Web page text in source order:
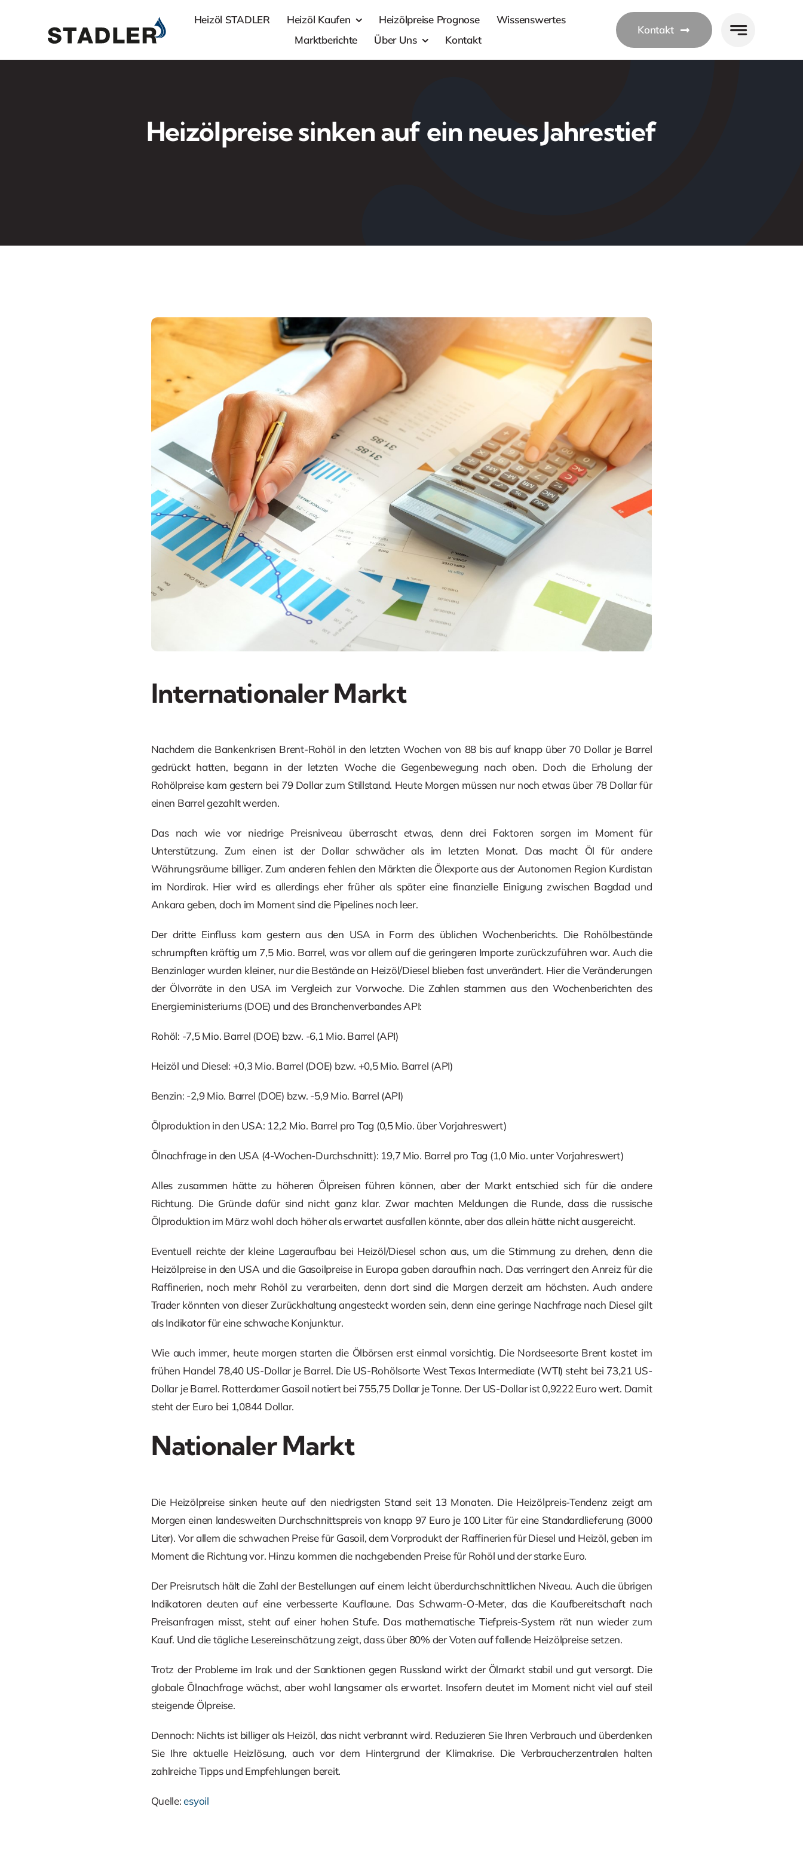
Heizöl STADLER Heizöl Kaufen Heizölpreise Prognose
Wissenswertes
Marktberichte
Über Uns Kontakt
Kontakt
Heizölpreise sinken auf ein neues Jahrestief
Internationaler Markt
Nachdem die Bankenkrisen Brent-Rohöl in den letzten Wochen von 88 bis auf knapp über 70 Dollar je Barrel
gedrückt hatten, begann in der letzten Woche die Gegenbewegung nach oben. Doch die Erholung der
Rohölpreise kam gestern bei 79 Dollar zum Stillstand. Heute Morgen müssen nur noch etwas über 78 Dollar für
einen Barrel gezahlt werden.
Das nach wie vor niedrige Preisniveau überrascht etwas, denn drei Faktoren sorgen im Moment für
Unterstützung. Zum einen ist der Dollar schwächer als im letzten Monat. Das macht Öl für andere
Währungsräume billiger. Zum anderen fehlen den Märkten die Ölexporte aus der Autonomen Region Kurdistan
im Nordirak. Hier wird es allerdings eher früher als später eine finanzielle Einigung zwischen Bagdad und
Ankara geben, doch im Moment sind die Pipelines noch leer.
Der dritte Einfluss kam gestern aus den USA in Form des üblichen Wochenberichts. Die Rohölbestände
schrumpften kräftig um 7,5 Mio. Barrel, was vor allem auf die geringeren Importe zurückzuführen war. Auch die
Benzinlager wurden kleiner, nur die Bestände an Heizöl/Diesel blieben fast unverändert. Hier die Veränderungen
der Ölvorräte in den USA im Vergleich zur Vorwoche. Die Zahlen stammen aus den Wochenberichten des
Energieministeriums (DOE) und des Branchenverbandes API:
Rohöl: -7,5 Mio. Barrel (DOE) bzw. -6,1 Mio. Barrel (API)
Heizöl und Diesel: +0,3 Mio. Barrel (DOE) bzw. +0,5 Mio. Barrel (API)
Benzin: -2,9 Mio. Barrel (DOE) bzw. -5,9 Mio. Barrel (API)
Ölproduktion in den USA: 12,2 Mio. Barrel pro Tag (0,5 Mio. über Vorjahreswert)
Ölnachfrage in den USA (4-Wochen-Durchschnitt): 19,7 Mio. Barrel pro Tag (1,0 Mio. unter Vorjahreswert)
Alles zusammen hätte zu höheren Ölpreisen führen können, aber der Markt entschied sich für die andere
Richtung. Die Gründe dafür sind nicht ganz klar. Zwar machten Meldungen die Runde, dass die russische
Ölproduktion im März wohl doch höher als erwartet ausfallen könnte, aber das allein hätte nicht ausgereicht.
Eventuell reichte der kleine Lageraufbau bei Heizöl/Diesel schon aus, um die Stimmung zu drehen, denn die
Heizölpreise in den USA und die Gasoilpreise in Europa gaben daraufhin nach. Das verringert den Anreiz für die
Raffinerien, noch mehr Rohöl zu verarbeiten, denn dort sind die Margen derzeit am höchsten. Auch andere
Trader könnten von dieser Zurückhaltung angesteckt worden sein, denn eine geringe Nachfrage nach Diesel gilt
als Indikator für eine schwache Konjunktur.
Wie auch immer, heute morgen starten die Ölbörsen erst einmal vorsichtig. Die Nordseesorte Brent kostet im
frühen Handel 78,40 US-Dollar je Barrel. Die US-Rohölsorte West Texas Intermediate (WTI) steht bei 73,21 US-
Dollar je Barrel. Rotterdamer Gasoil notiert bei 755,75 Dollar je Tonne. Der US-Dollar ist 0,9222 Euro wert. Damit
steht der Euro bei 1,0844 Dollar.
Nationaler Markt
Die Heizölpreise sinken heute auf den niedrigsten Stand seit 13 Monaten. Die Heizölpreis-Tendenz zeigt am
Morgen einen landesweiten Durchschnittspreis von knapp 97 Euro je 100 Liter für eine Standardlieferung (3000
Liter). Vor allem die schwachen Preise für Gasoil, dem Vorprodukt der Raffinerien für Diesel und Heizöl, geben im
Moment die Richtung vor. Hinzu kommen die nachgebenden Preise für Rohöl und der starke Euro.
Der Preisrutsch hält die Zahl der Bestellungen auf einem leicht überdurchschnittlichen Niveau. Auch die übrigen
Indikatoren deuten auf eine verbesserte Kauflaune. Das Schwarm-O-Meter, das die Kaufbereitschaft nach
Preisanfragen misst, steht auf einer hohen Stufe. Das mathematische Tiefpreis-System rät nun wieder zum
Kauf. Und die tägliche Lesereinschätzung zeigt, dass über 80% der Voten auf fallende Heizölpreise setzen.
Trotz der Probleme im Irak und der Sanktionen gegen Russland wirkt der Ölmarkt stabil und gut versorgt. Die
globale Ölnachfrage wächst, aber wohl langsamer als erwartet. Insofern deutet im Moment nicht viel auf steil
steigende Ölpreise.
Dennoch: Nichts ist billiger als Heizöl, das nicht verbrannt wird. Reduzieren Sie Ihren Verbrauch und überdenken
Sie Ihre aktuelle Heizlösung, auch vor dem Hintergrund der Klimakrise. Die Verbraucherzentralen halten
zahlreiche Tipps und Empfehlungen bereit.
Quelle:esyoil